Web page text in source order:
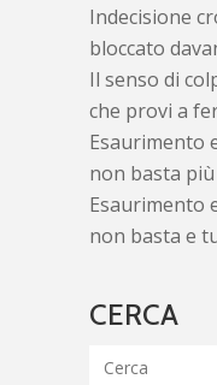
Indecisione
bloccato
Il senso di
che provi a
Esaurimento
non basta
Esaurimento
non basta e
CERCA